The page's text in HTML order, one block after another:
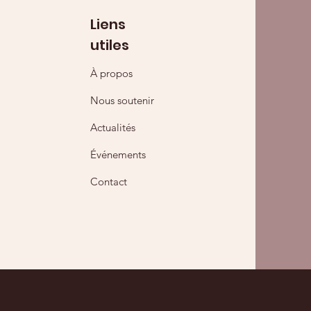
Liens
utiles
À propos
Nous soutenir
Actualités
Événements
Contact